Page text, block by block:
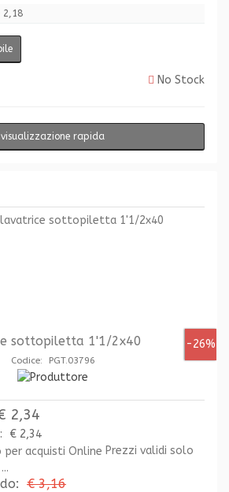
No Stock
visualizzazione rapida
-26%
sottopiletta 1'1/2x40
Codice: PGT.03796
2,34
€ 2,34
Prezzi validi solo
€ 3,16